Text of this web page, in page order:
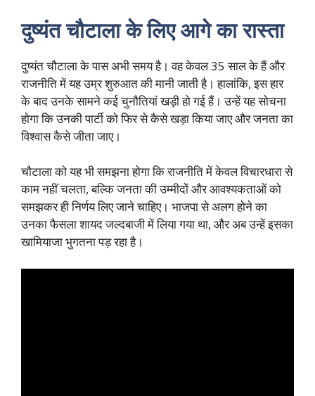
दुष्यंत चौटाला के लिए आगे का रास्ता
दुष्यंत चौटाला के पास अभी समय है। वह केवल 35 साल के हैं और
राजनीति में यह उम्र शुरुआत की मानी जाती है। हालांकि, इस हार
के बाद उनके सामने कई चुनौतियां खड़ी हो गई हैं। उन्हें यह सोचना
होगा कि उनकी पार्टी को फिर से कैसे खड़ा किया जाए और जनता का
विश्वास कैसे जीता जाए।
चौटाला को यह भी समझना होगा कि राजनीति में केवल विचारधारा से
काम नहीं चलता, बल्कि जनता की उम्मीदों और आवश्यकताओं को
समझकर ही निर्णय लिए जाने चाहिए। भाजपा से अलग होने का
उनका फैसला शायद जल्दबाजी में लिया गया था, और अब उन्हें इसका
खामियाजा भुगतना पड़ रहा है।